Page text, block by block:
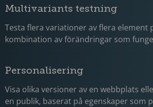
Multivariants testning
Testa flera variationer av flera element
kombination av förändringar som
Personalisering
Visa olika versioner av en webbplats
en publik, baserat på egenskaper som